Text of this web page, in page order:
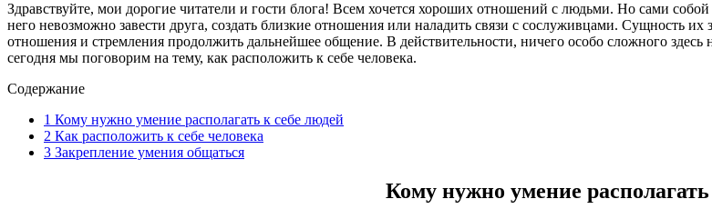
Здравствуйте, мои дорогие читатели и гости блога! Всем хочется хороших отношений с людьми. Но сами
него невозможно завести друга, создать близкие отношения или наладить связи с сослуживцами. Сущность их
отношения и стремления продолжить дальнейшее общение. В действительности, ничего особо сложного
сегодня мы поговорим на тему, как расположить к себе человека.
Содержание
1 Кому нужно умение располагать к себе людей
2 Как расположить к себе человека
3 Закрепление умения общаться
Кому нужно умение